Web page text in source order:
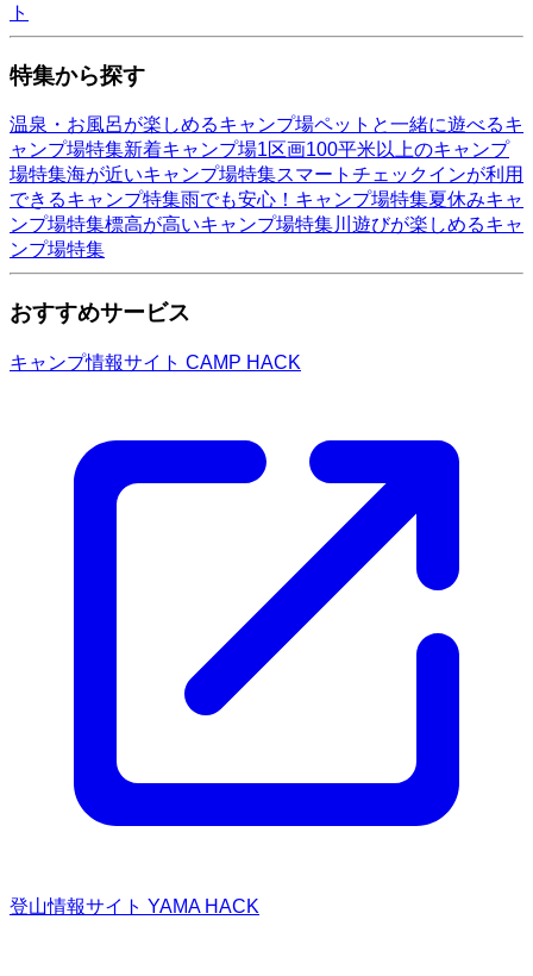
ト
特集から探す
温泉・お風呂が楽しめるキャンプ場ペットと一緒に遊べるキ
ャンプ場特集新着キャンプ場1区画100平米以上のキャンプ
場特集海が近いキャンプ場特集スマートチェックインが利用
できるキャンプ特集雨でも安心！キャンプ場特集夏休みキャ
ンプ場特集標高が高いキャンプ場特集川遊びが楽しめるキャ
ンプ場特集
おすすめサービス
キャンプ情報サイト CAMP HACK
登山情報サイト YAMA HACK